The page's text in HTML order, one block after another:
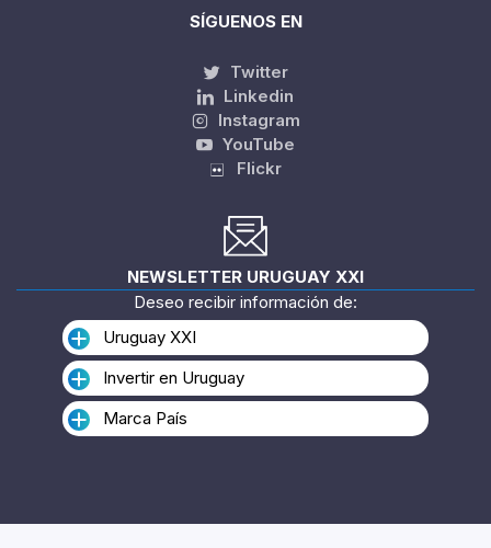
SÍGUENOS EN
Twitter
Linkedin
Instagram
YouTube
Flickr
NEWSLETTER URUGUAY XXI
Deseo recibir información de:
Uruguay XXI
Invertir en Uruguay
Marca País